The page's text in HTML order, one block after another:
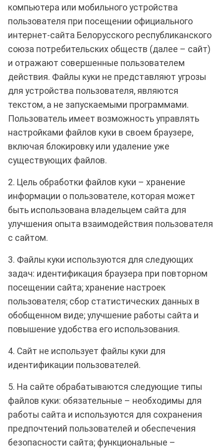
компьютера или мобильного устройства
пользователя при посещении официального
интернет-сайта Белорусского республиканского
союза потребительских обществ (далее – сайт)
и отражают совершенные пользователем
действия. Файлы куки не представляют угрозы
для устройства пользователя, являются
текстом, а не запускаемыми программами.
Пользователь имеет возможность управлять
настройками файлов куки в своем браузере,
включая блокировку или удаление уже
существующих файлов.
2. Цель обработки файлов куки – хранение
информации о пользователе, которая может
быть использована владельцем сайта для
улучшения опыта взаимодействия пользователя
с сайтом.
3. Файлы куки используются для следующих
задач: идентификация браузера при повторном
посещении сайта; хранение настроек
пользователя; сбор статистических данных в
обобщенном виде; улучшение работы сайта и
повышение удобства его использования.
4. Сайт не использует файлы куки для
идентификации пользователей.
5. На сайте обрабатываются следующие типы
файлов куки: обязательные – необходимы для
работы сайта и используются для сохранения
предпочтений пользователей и обеспечения
безопасности сайта; функциональные –